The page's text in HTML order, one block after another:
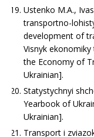
Ustenko M.A.,
transportno-
development of
Visnyk
the Economy of
Ukrainian].
Statystychnyi
Yearbook of
Ukrainian].
Transport i